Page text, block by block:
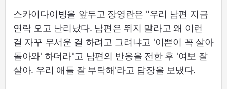
스카이다이빙을 앞두고 장영란은 "우리 남편 지금
연락 오고 난리났다. 남편은 뛰지 말라고 왜 이런
걸 자꾸 무서운 걸 하려고 그려냐고 '이쁜이 꼭 살아
돌아와' 하더라"고 남편의 반응을 전한 후 '여보 잘
살아. 우리 애들 잘 부탁해'라고 답장을 보냈다.